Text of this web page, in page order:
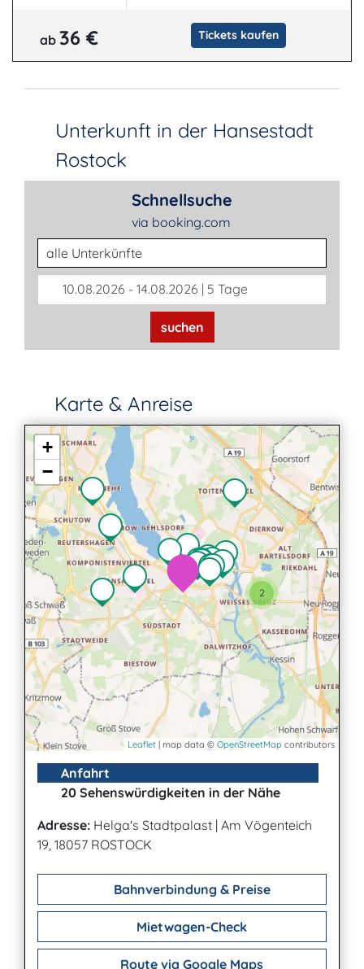
ab 36 € Tickets kaufen
Unterkunft in der Hansestadt
Rostock
Schnellsuche
via booking.com
Unterkunftsart
10.08.2026 - 14.08.2026 | 5 Tage
suchen
Karte & Anreise
2
+
−
Leaflet | map data © OpenStreetMap contributors
Anfahrt
20 Sehenswürdigkeiten in der Nähe
Adresse: Helga's Stadtpalast | Am Vögenteich
19, 18057 ROSTOCK
Bahnverbindung & Preise
Mietwagen-Check
Route via Google Maps